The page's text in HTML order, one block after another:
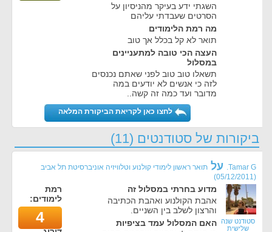
השגתי ידע בעיקר מהניסיון על
הסרטים שעבדתי עליהם
מה רמת הלימודים
תואר לא קל בכלל אך טוב
העצה הכי טובה למתעניינים
במסלול
תשאלו טוב טוב לפני שאתם נכנסים
לזה כי אנשים לא יודעים במה
מדובר ועד כמה זה קשה..
לחצו כאן לקריאת הביקורת המלאה
ביקורות של סטודנטים (11)
Tamar G. על תואר ראשון לימודי קולנוע וטלוויזיה אוניברסיטת תל אביב
(
05/12/2011
)
סטודנט שנה
שלישית
מדוע בחרתי במסלול זה
אהבת הקולנוע ואהבת הכתיבה
והרצון לשלב בין השניים.
האם המסלול עמד בציפיות
רמת
לימודים:
4